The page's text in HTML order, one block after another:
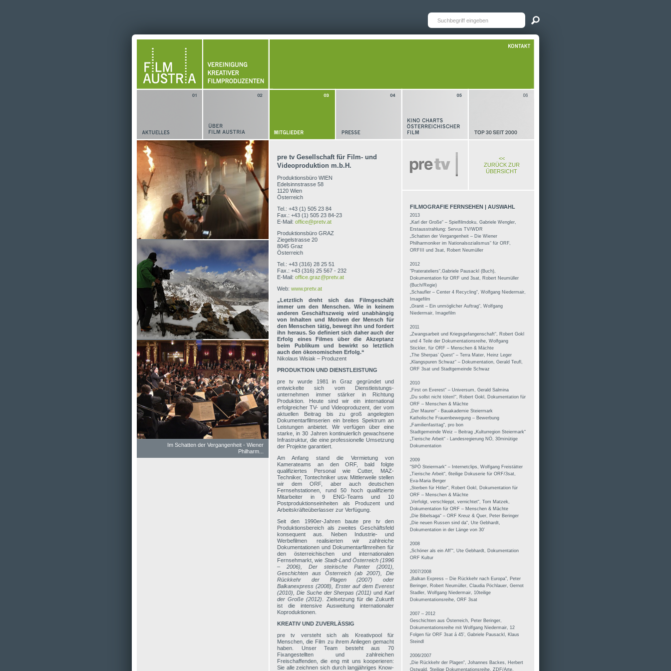
Karl der Große
Die Suche der Sherpas
Im Schatten der Vergangenheit - Wiener
Philharm...
pre tv Gesellschaft für Film- und
Videoproduktion m.b.H.
Produktionsbüro WIEN
Edelsinnstrasse 58
1120 Wien
Österreich
Tel.: +43 (1) 505 23 84
Fax.: +43 (1) 505 23 84-23
E-Mail: office@pretv.at
Produktionsbüro GRAZ
Ziegelstrasse 20
8045 Graz
Österreich
Tel.: +43 (316) 28 25 51
Fax.: +43 (316) 25 567 - 232
E-Mail: office.graz@pretv.at
Web: www.pretv.at
„Letztlich dreht sich das Filmgeschäft
immer um den Menschen. Wie in keinem
anderen Geschäftszweig wird unabhängig
von Inhalten und Motiven der Mensch für
den Menschen tätig, bewegt ihn und fordert
ihn heraus. So definiert sich daher auch der
Erfolg eines Filmes über die Akzeptanz
beim Publikum und bewirkt so letztlich
auch den ökonomischen Erfolg.“
Nikolaus Wisiak – Produzent
PRODUKTION UND DIENSTLEISTUNG
pre tv wurde 1981 in Graz gegründet und
entwickelte sich vom Dienstleistungs-
unternehmen immer stärker in Richtung
Produktion. Heute sind wir ein international
erfolgreicher TV- und Videoproduzent, der vom
aktuellen Beitrag bis zu groß angelegten
Dokumentarfilmserien ein breites Spektrum an
Leistungen anbietet. Wir verfügen über eine
starke, in 30 Jahren kontinuierlich gewachsene
Infrastruktur, die eine professionelle Umsetzung
der Projekte garantiert.
Am Anfang stand die Vermietung von
Kamerateams an den ORF, bald folgte
qualifiziertes Personal wie Cutter, MAZ-
Techniker, Tontechniker usw. Mittlerweile stellen
wir dem ORF, aber auch deutschen
Fernsehstationen, rund 50 hoch qualifizierte
Mitarbeiter in 9 ENG-Teams und 10
Postproduktionseinheiten als Produzent und
Arbeitskräfteüberlasser zur Verfügung.
Seit den 1990er-Jahren baute pre tv den
Produktionsbereich als zweites Geschäftsfeld
konsequent aus. Neben Industrie- und
Werbefilmen realisierten wir zahlreiche
Dokumentationen und Dokumentarfilmreihen für
den österreichischen und internationalen
Fernsehmarkt, wie Stadt-Land Österreich (1996
– 2006), Der steirische Panter (2001),
Geschichten aus Österreich (ab 2007), Die
Rückkehr der Plagen (2007) oder
Balkanexpress (2008), Erster auf dem Everest
(2010), Die Suche der Sherpas (2011) undKarl
der Große (2012)
. Zielsetzung für die Zukunft
ist die intensive Ausweitung internationaler
Koproduktionen.
KREATIV UND ZUVERLÄSSIG
pre tv versteht sich als Kreativpool für
Menschen, die Film zu ihrem Anliegen gemacht
haben. Unser Team besteht aus 70
Fixangestellten und zahlreichen
Freischaffenden, die eng mit uns kooperieren:
Sie alle zeichnen sich durch langjähriges Know-
<<
ZURÜCK ZUR
ÜBERSICHT
FILMOGRAFIE FERNSEHEN | AUSWAHL
2013
„Karl der Große“ – Spielfilmdoku, Gabriele Wengler,
Erstausstrahlung: Servus TV/WDR
„Schatten der Vergangenheit – Die Wiener
Philharmoniker im Nationalsozialismus“ für ORF,
ORFIII und 3sat, Robert Neumüller
2012
"Praterateliers“,Gabriele Pausackl (Buch),
Dokumentation für ORF und 3sat, Robert Neumüller
(Buch/Regie)
„Schaufler – Center 4 Recycling“, Wolfgang Niedermair,
Imagefilm
„Granit – Ein unmöglicher Auftrag“, Wolfgang
Niedermair, Imagefilm
2011
„Zwangsarbeit und Kriegsgefangenschaft“, Robert Gokl
und 4 Teile der Dokumentationsreihe, Wolfgang
Stickler, für ORF – Menschen & Mächte
„The Sherpas’ Quest“ – Terra Mater, Heinz Leger
„Klangspuren Schwaz“ – Dokumentation, Gerald Teufl,
ORF 3sat und Stadtgemeinde Schwaz
2010
„First on Everest“ – Universum, Gerald Salmina
„Du sollst nicht töten!“, Robert Gokl, Dokumentation für
ORF – Menschen & Mächte
„Der Maurer“ - Bauakademie Steiermark
Katholische Frauenbewegung – Bewerbung
„Familienfasttag“, pro bon
Stadtgemeinde Weiz – Beitrag „Kulturregion Steiermark“
„Tierische Arbeit“ - Landesregierung NÖ, 30minütige
Dokumentation
2009
"SPÖ Steiermark“ – Internetclips, Wolfgang Freistätter
„Tierische Arbeit“, 6teilige Dokuserie für ORF/3sat,
Eva-Maria Berger
„Sterben für Hitler“, Robert Gokl, Dokumentation für
ORF – Menschen & Mächte
„Verfolgt, verschleppt, vernichtet“, Tom Matzek,
Dokumentation für ORF – Menschen & Mächte
„Die Bibelsaga“ – ORF Kreuz & Quer, Peter Beringer
„Die neuen Russen sind da“, Ute Gebhardt,
Dokumentation in der Länge von 30’
2008
„Schöner als ein Aff’“, Ute Gebhardt, Dokumentation
ORF Kultur
2007/2008
„Balkan Express – Die Rückkehr nach Europa", Peter
Beringer, Robert Neumüller, Claudia Pöchlauer, Gernot
Stadler, Wolfgang Niedermair, 10teilige
Dokumentationsreihe, ORF 3sat
2007 – 2012
Geschichten aus Österreich, Peter Beringer,
Dokumentationsreihe mit Wolfgang Niedermair, 12
Folgen für ORF 3sat á 45’, Gabriele Pausackl, Klaus
Steindl
2006/2007
„Die Rückkehr der Plagen“, Johannes Backes, Herbert
Ostwald, 5teilige Dokumentationsreihe, ZDF/Arte,